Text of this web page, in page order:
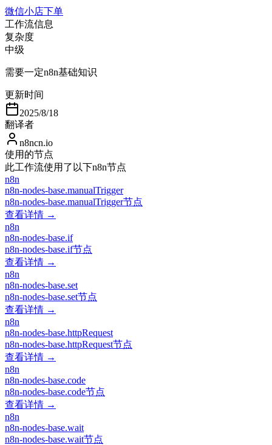
微信小店下单
工作流信息
复杂度
中级
需要一定n8n基础知识
更新时间
2025/8/18
翻译者
n8ncn.io
使用的节点
此工作流使用了以下n8n节点
n8n
n8n-nodes-base.manualTrigger
n8n-nodes-base.manualTrigger节点
查看详情 →
n8n
n8n-nodes-base.if
n8n-nodes-base.if节点
查看详情 →
n8n
n8n-nodes-base.set
n8n-nodes-base.set节点
查看详情 →
n8n
n8n-nodes-base.httpRequest
n8n-nodes-base.httpRequest节点
查看详情 →
n8n
n8n-nodes-base.code
n8n-nodes-base.code节点
查看详情 →
n8n
n8n-nodes-base.wait
n8n-nodes-base.wait节点